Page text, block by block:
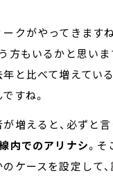
クがやってきます
方もいるかと思い
と比べて増えてい
すね。
増えると、必ずと
内でのアリナシ。そ
ケースを設定して、